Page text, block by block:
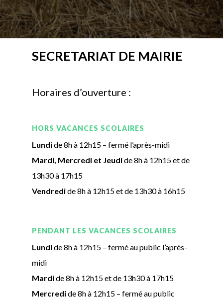
SECRETARIAT DE MAIRIE
Horaires d’ouverture :
HORS VACANCES SCOLAIRES
Lundide 8h à 12h15 – fermé l’après-midi
Mardi, Mercredi et Jeudide 8h à 12h15 et de
13h30 à 17h15
Vendredide 8h à 12h15 et de 13h30 à 16h15
PENDANT LES VACANCES SCOLAIRES
Lundide 8h à 12h15 – fermé au public l’après-
midi
Mardide 8h à 12h15 et de 13h30 à 17h15
Mercredide 8h à 12h15 – fermé au public